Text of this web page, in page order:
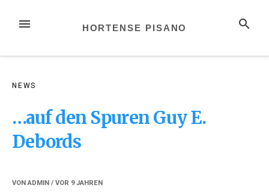
InhaltMENÜ SUCHE
HORTENSE PISANO
NEWS
…auf den Spuren Guy E.
Debords
VONADMIN / VOR 9 JAHREN